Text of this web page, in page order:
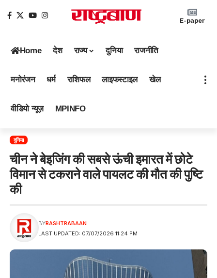
E-paper
Home देश राज्य दुनिया राजनीति
मनोरंजन धर्म राशिफल लाइफस्टाइल खेल
वीडियो न्यूज़ MPINFO
दुनिया
चीन ने बेइजिंग की सबसे ऊंची इमारत में छोटे
विमान से टकराने वाले पायलट की मौत की पुष्टि
की
LAST UPDATED: 07/07/2026 11:24 PM
BYRASHTRABAAN